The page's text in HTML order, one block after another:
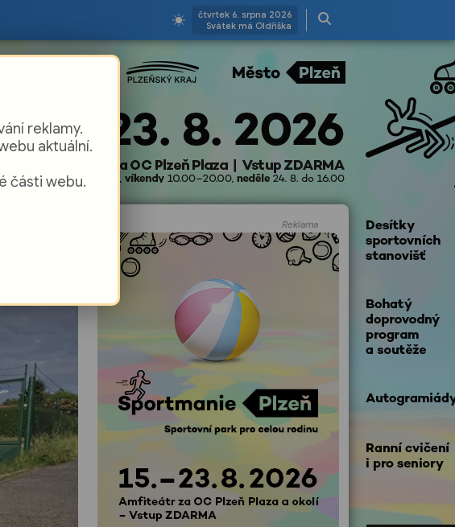
čtvrtek 6. srpna 2026
Svátek má Oldřiška
Reklama
reklamy.
aktuální.
části webu.